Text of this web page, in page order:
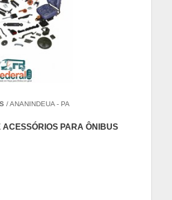
/ ANANINDEUA - PA
PARA ÔNIBUS